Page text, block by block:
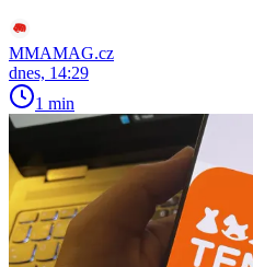
MMAMAG.cz
dnes, 14:29
1 min